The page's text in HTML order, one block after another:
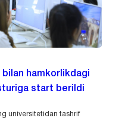
hamkorlikdagi
start berildi
universitetidan tashrif